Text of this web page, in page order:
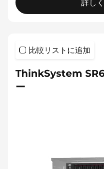
詳し
比較リストに追加
ThinkSystem
ー